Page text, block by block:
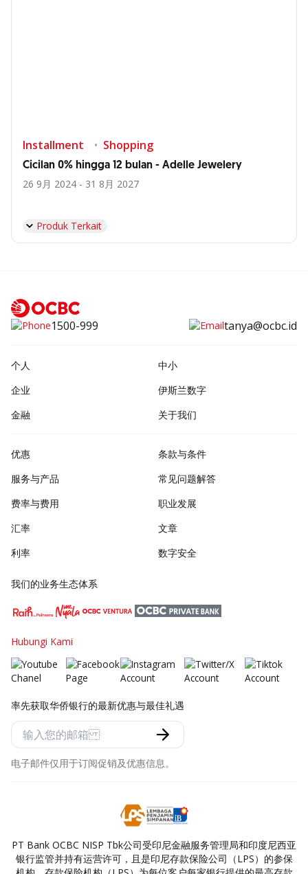
Installment Shopping
Cicilan 0% hingga 12 bulan - Adelle Jewelery
26 9月 2024 - 31 8月 2027
Produk Terkait
1500-999 tanya@ocbc.id
个人
中小
企业
伊斯兰数字
金融
关于我们
优惠
服务与产品
费率与费用
汇率
利率
条款与条件
常见问题解答
职业发展
文章
数字安全
我们的业务生态体系
Hubungi Kami
率先获取华侨银行的最新优惠与最佳礼遇
电子邮件仅用于订阅促销及优惠信息。
PT Bank OCBC NISP Tbk公司受印尼金融服务管理局和印度尼西亚
银行监管并持有运营许可，且是印尼存款保险公司（LPS）的参保